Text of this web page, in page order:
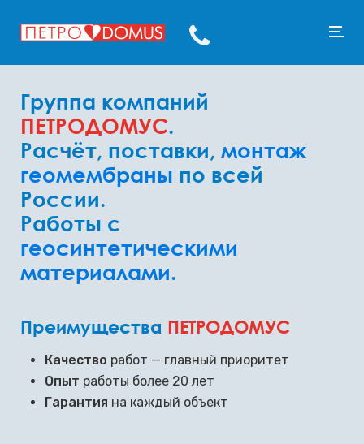
Группа компаний
ПЕТРОДОМУС.
Расчёт, поставки, монтаж
геомембраны по всей
России.
Работы с
геосинтетическими
материалами.
Преимущества ПЕТРОДОМУС
Качество работ — главный приоритет
Опыт работы более 20 лет
Гарантия на каждый объект